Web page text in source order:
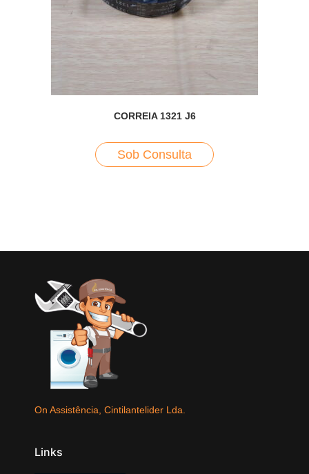
CORREIA 1321 J6
Sob Consulta
On Assistência, Cintilantelider Lda.
Links